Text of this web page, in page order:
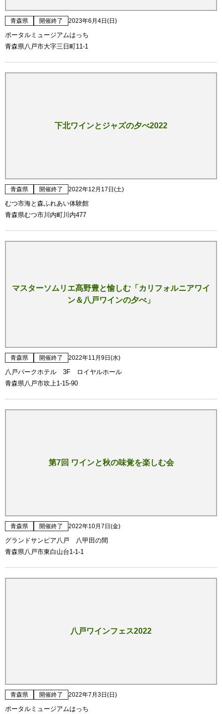
青森県 開催終了 2023年6月4日(日)
ポータルミュージアムはっち
青森県八戸市大字三日町11-1
下北ワインとジャズの夕べ2022
青森県 開催終了 2022年12月17日(土)
むつ市海と森ふれあい体験館
青森県むつ市川内町川内477
マスターソムリエ髙野豊と愉しむ「カリフォルニアワイ
ン＆八戸ワインの夕べ」
青森県 開催終了 2022年11月9日(水)
八戸パークホテル 3F ロイヤルホール
青森県八戸市吹上1-15-90
第7回 ワインと秋の味覚を楽しむ会
青森県 開催終了 2022年10月7日(金)
グランドサンピア八戸 八甲田の間
青森県八戸市東白山台1-1-1
八戸ワインフェス2022
青森県 開催終了 2022年7月3日(日)
ポータルミュージアムはっち